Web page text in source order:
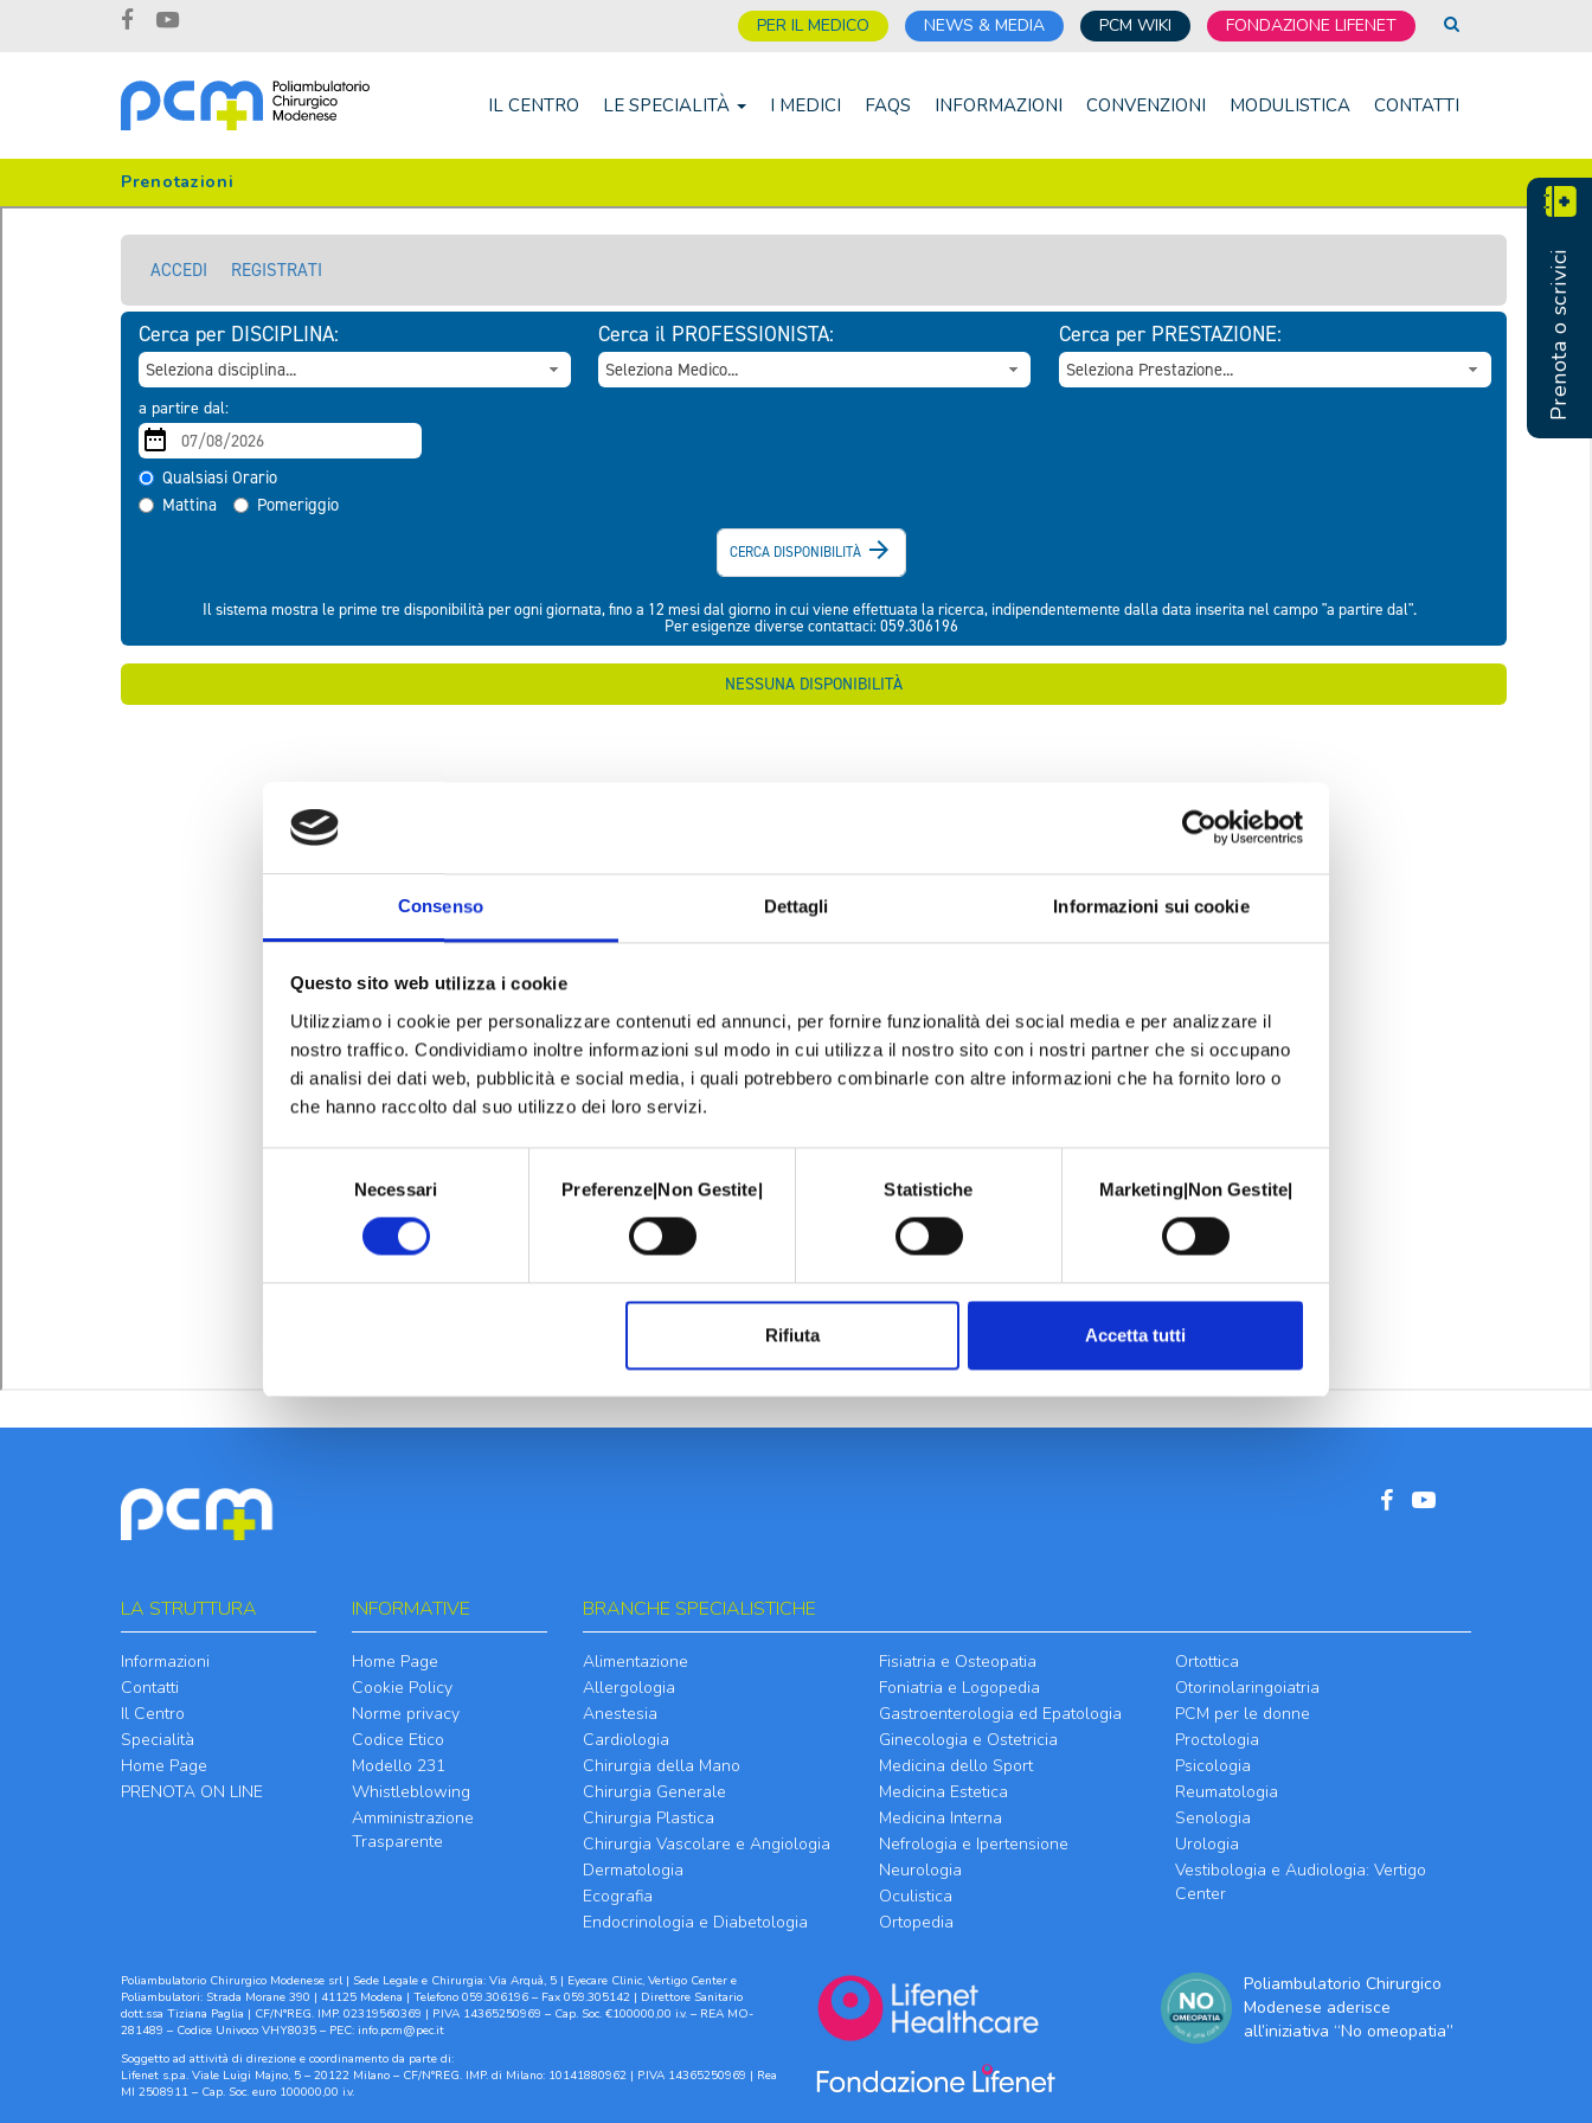
Consenso Dettagli Informazioni sui cookie
Questo sito web utilizza i cookie
Utilizziamo i cookie per personalizzare contenuti ed annunci, per fornire funzionalità dei social media e per analizzare il
nostro traffico. Condividiamo inoltre informazioni sul modo in cui utilizza il nostro sito con i nostri partner che si occupano
di analisi dei dati web, pubblicità e social media, i quali potrebbero combinarle con altre informazioni che ha fornito loro o
che hanno raccolto dal suo utilizzo dei loro servizi.
Necessari Preferenze|Non Gestite| Statistiche Marketing|Non Gestite|
Rifiuta Accetta tutti
PER IL MEDICO NEWS & MEDIA PCM WIKI FONDAZIONE LIFENET
IL CENTRO LE SPECIALITÀ I MEDICI FAQS INFORMAZIONI CONVENZIONI MODULISTICA CONTATTI
Prenotazioni
LA STRUTTURA
Informazioni
Contatti
Il Centro
Specialità
Home Page
PRENOTA ON LINE
INFORMATIVE
Home Page
Cookie Policy
Norme privacy
Codice Etico
Modello 231
Whistleblowing
Amministrazione
Trasparente
BRANCHE SPECIALISTICHE
Alimentazione
Allergologia
Anestesia
Cardiologia
Chirurgia della Mano
Chirurgia Generale
Chirurgia Plastica
Chirurgia Vascolare e Angiologia
Dermatologia
Ecografia
Endocrinologia e Diabetologia
Fisiatria e Osteopatia
Foniatria e Logopedia
Gastroenterologia ed Epatologia
Ginecologia e Ostetricia
Medicina dello Sport
Medicina Estetica
Medicina Interna
Nefrologia e Ipertensione
Neurologia
Oculistica
Ortopedia
Ortottica
Otorinolaringoiatria
PCM per le donne
Proctologia
Psicologia
Reumatologia
Senologia
Urologia
Vestibologia e Audiologia: Vertigo
Center
Poliambulatorio Chirurgico Modenese srl | Sede Legale e Chirurgia: Via Arquà, 5 | Eyecare Clinic, Vertigo Center e
Poliambulatori: Strada Morane 390 | 41125 Modena | Telefono 059.306196 – Fax 059.305142 | Direttore Sanitario
dott.ssa Tiziana Paglia | CF/N°REG. IMP. 02319560369 | P.IVA 14365250969 – Cap. Soc. €100000,00 i.v. – REA MO-
281489 – Codice Univoco VHY8035 – PEC: info.pcm@pec.it
Soggetto ad attività di direzione e coordinamento da parte di:
Lifenet s.p.a. Viale Luigi Majno, 5 – 20122 Milano – CF/N°REG. IMP. di Milano: 10141880962 | P.IVA 14365250969 | Rea
MI 2508911 – Cap. Soc. euro 100000,00 i.v.
Poliambulatorio Chirurgico
Modenese aderisce
all’iniziativa “No omeopatia”
Prenota o scrivici